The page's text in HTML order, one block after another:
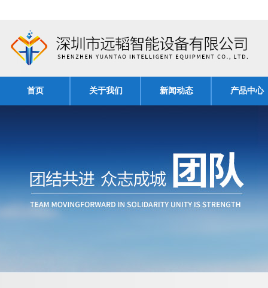
首页 关于我们 新闻动态 产品中心